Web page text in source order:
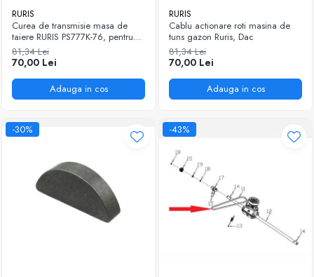
RURIS
Curea de transmisie masa de
taiere RURIS PS777K-76, pentru
motocositori Ruris DAC 777K
81,34 Lei
70,00 Lei
Adauga in cos
RURIS
Cablu actionare roti masina de
tuns gazon Ruris, Dac
81,34 Lei
70,00 Lei
Adauga in cos
-30% -43%